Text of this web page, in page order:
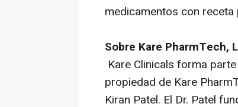
medicamentos con
Sobre Kare PharmTech,
Kare Clinicals forma
propiedad de Kare
Kiran Patel. El Dr. Patel